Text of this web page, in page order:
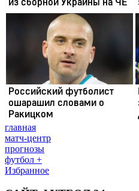
главная
матч-центр
прогнозы
футбол +
Избранное